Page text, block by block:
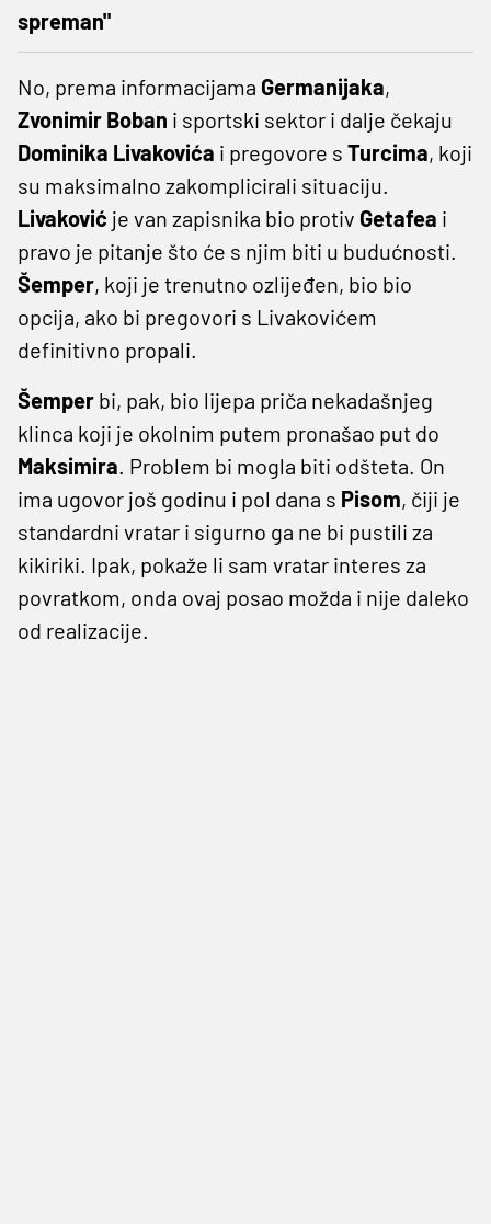
spreman"
No, prema informacijama Germanijaka,
Zvonimir Boban i sportski sektor i dalje čekaju
Dominika Livakovića i pregovore s Turcima, koji
su maksimalno zakomplicirali situaciju.
Livaković je van zapisnika bio protiv Getafea i
pravo je pitanje što će s njim biti u budućnosti.
Šemper, koji je trenutno ozlijeđen, bio bio
opcija, ako bi pregovori s Livakovićem
definitivno propali.
Šemper bi, pak, bio lijepa priča nekadašnjeg
klinca koji je okolnim putem pronašao put do
Maksimira. Problem bi mogla biti odšteta. On
ima ugovor još godinu i pol dana s Pisom, čiji je
standardni vratar i sigurno ga ne bi pustili za
kikiriki. Ipak, pokaže li sam vratar interes za
povratkom, onda ovaj posao možda i nije daleko
od realizacije.